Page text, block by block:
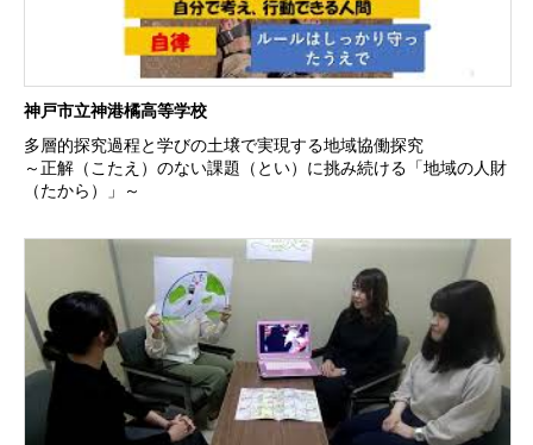
神戸市立神港橘高等学校
多層的探究過程と学びの土壌で実現する地域協働探究
～正解（こたえ）のない課題（とい）に挑み続ける「地域の人財
（たから）」～